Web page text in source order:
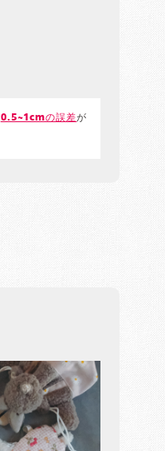
0.5~1cmの誤差が